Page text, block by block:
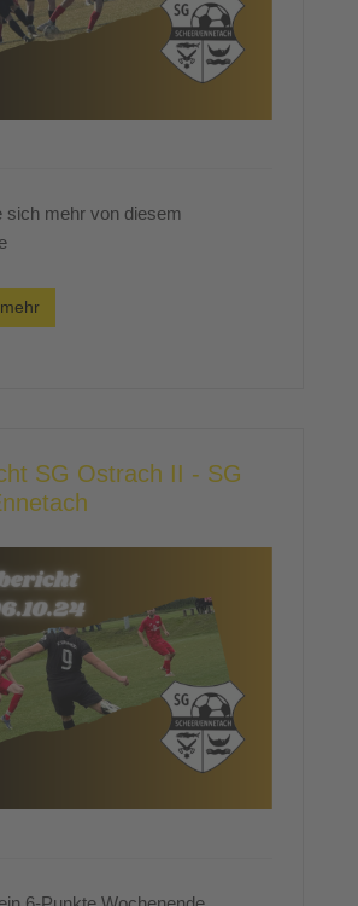
sich mehr von diesem
SG Ostrach II - SG